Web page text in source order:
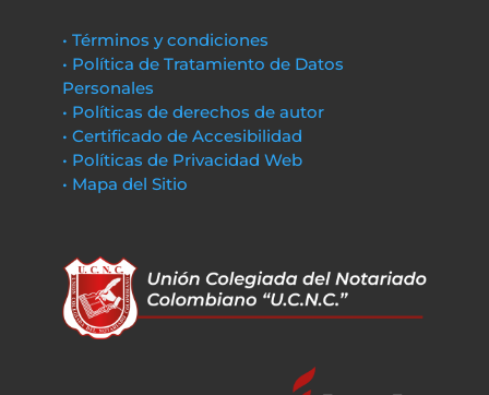
• Términos y condiciones
• Política de Tratamiento de Datos
Personales
• Políticas de derechos de autor
• Certificado de Accesibilidad
• Políticas de Privacidad Web
• Mapa del Sitio